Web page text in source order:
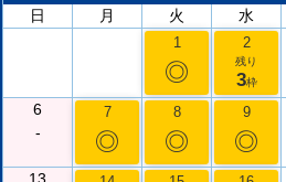
日
月 火 水
1
◎
2
残り
3枠
6
-
7
◎
8
◎
9
◎